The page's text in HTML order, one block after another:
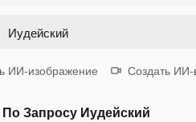
ИИ-изображение Создать ИИ-
Запросу Иудейский